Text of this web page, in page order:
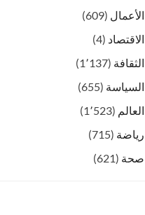
الأعمال (609)
الاقتصاد (4)
الثقافة (1٬137)
السياسة (655)
العالم (1٬523)
رياضة (715)
صحة (621)